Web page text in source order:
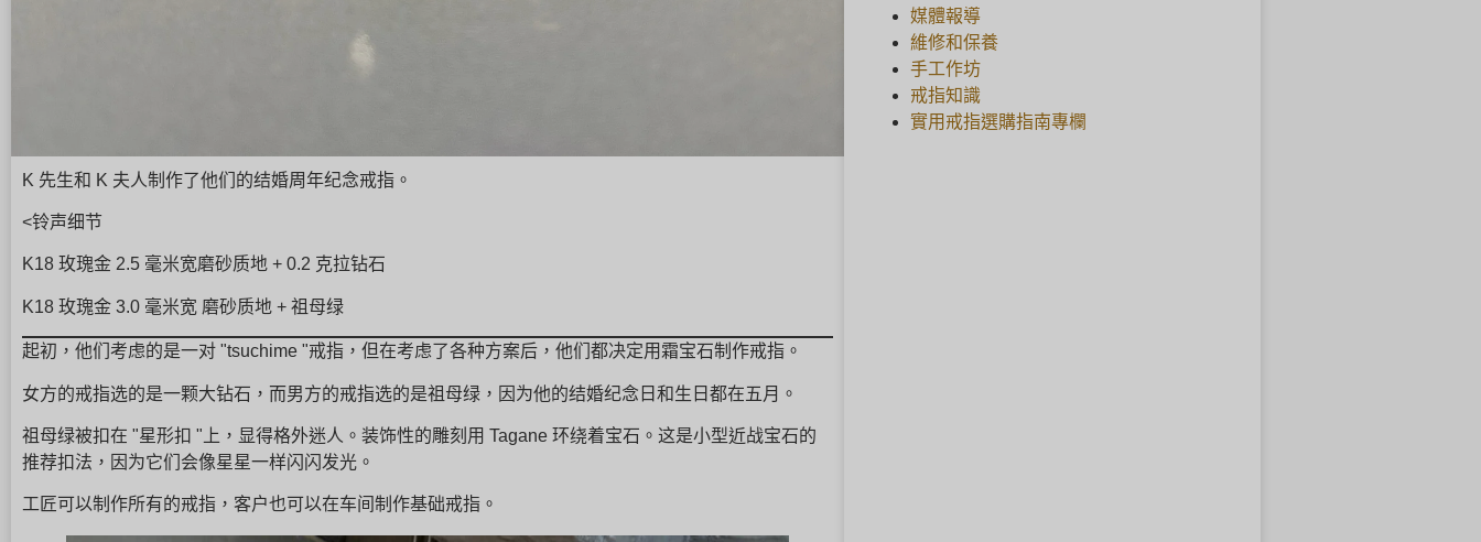
K 先生和 K 夫人制作了他们的结婚周年纪念戒指。
<铃声细节
K18 玫瑰金 2.5 毫米宽磨砂质地 + 0.2 克拉钻石
K18 玫瑰金 3.0 毫米宽 磨砂质地 + 祖母绿
起初，他们考虑的是一对 "tsuchime "戒指，但在考虑了各种方案后，他们都决定用霜宝石制作戒指。
女方的戒指选的是一颗大钻石，而男方的戒指选的是祖母绿，因为他的结婚纪念日和生日都在五月。
祖母绿被扣在 "星形扣 "上，显得格外迷人。装饰性的雕刻用 Tagane 环绕着宝石。这是小型近战宝石的
推荐扣法，因为它们会像星星一样闪闪发光。
工匠可以制作所有的戒指，客户也可以在车间制作基础戒指。
媒體報導
維修和保養
手工作坊
戒指知識
實用戒指選購指南專欄